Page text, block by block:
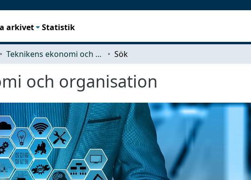
arkivet Statistik
Teknikens ekonomi och organisation Sök
och organisation